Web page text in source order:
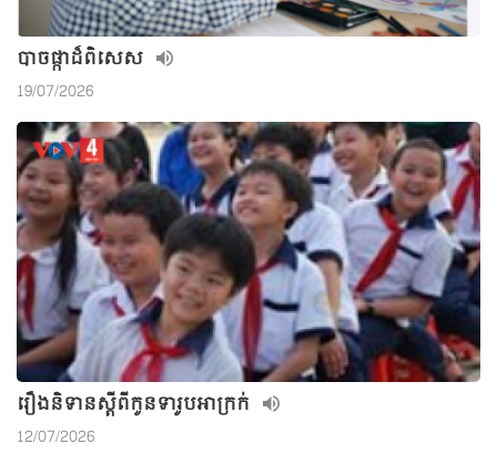
បាចផ្កាដ៏ពិសេស
19/07/2026
រឿងនិទានស្តីពីកូនទារូបអាក្រក់
12/07/2026